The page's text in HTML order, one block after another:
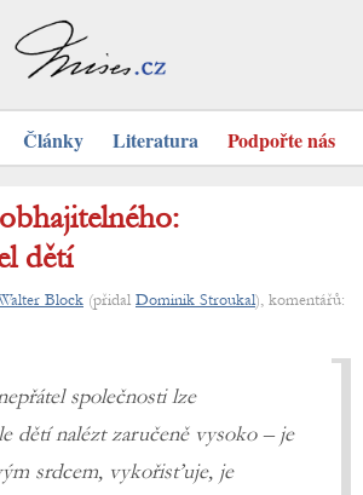
Články Literatura Podpořte nás
dětí
Block (přidal Dominik Stroukal), komentářů:
společnosti lze
dětí nalézt zaručeně vysoko – je
srdcem, vykořisťuje, je